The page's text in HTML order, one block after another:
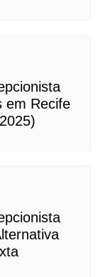
em Recife